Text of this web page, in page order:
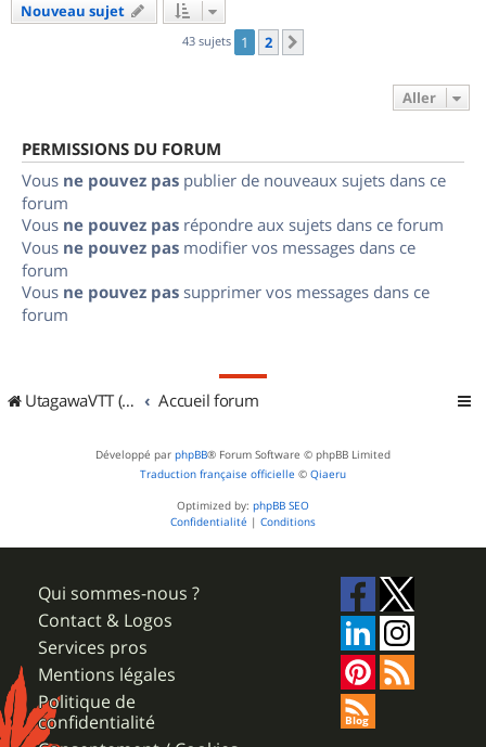
Nouveau sujet
43 sujets 1 2
Aller
PERMISSIONS DU FORUM
Vous ne pouvez pas publier de nouveaux sujets dans ce
forum
Vous ne pouvez pas répondre aux sujets dans ce forum
Vous ne pouvez pas modifier vos messages dans ce
forum
Vous ne pouvez pas supprimer vos messages dans ce
forum
UtagawaVTT (Randos VTT et VTTAE avec traces GPS) Accueil forum
Développé par phpBB® Forum Software © phpBB Limited
Traduction française officielle © Qiaeru
Optimized by: phpBB SEO
Confidentialité | Conditions
Qui sommes-nous ?
Contact & Logos
Services pros
Mentions légales
Politique de
confidentialité